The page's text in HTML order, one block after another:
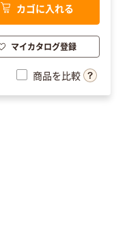
カゴに入れる
マイカタログ登録
商品を比較